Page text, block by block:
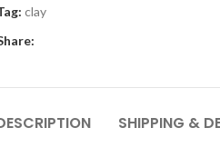
clay
SHIPPING &